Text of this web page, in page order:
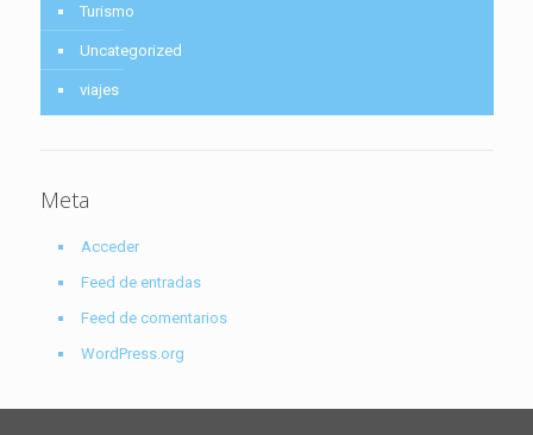
Turismo
Uncategorized
viajes
Meta
Acceder
Feed de entradas
Feed de comentarios
WordPress.org